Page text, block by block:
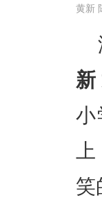
黄新
新
小
笑